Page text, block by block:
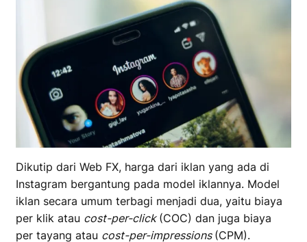
Dikutip dari Web FX, harga dari iklan yang ada di
Instagram bergantung pada model iklannya. Model
iklan secara umum terbagi menjadi dua, yaitu biaya
per klik atau cost-per-click (COC) dan juga biaya
per tayang atau cost-per-impressions (CPM).